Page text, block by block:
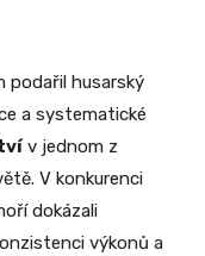
podařil husarský
a systematické
v jednom z
V konkurenci
dokázali
výkonů a